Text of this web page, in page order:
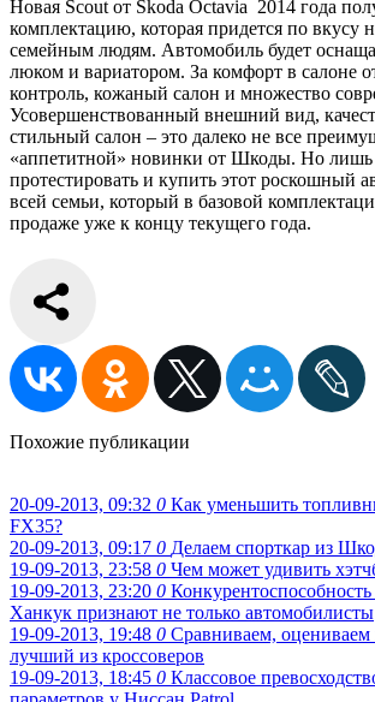
Новая Scout от Skoda Octavia 2014 года
комплектацию, которая придется по вкусу
семейным людям. Автомобиль будет
люком и вариатором. За комфорт в салоне
контроль, кожаный салон и множество
Усовершенствованный внешний вид,
стильный салон – это далеко не все
«аппетитной» новинки от Шкоды. Но лишь
протестировать и купить этот роскошный
всей семьи, который в базовой
продаже уже к концу текущего года.
Похожие публикации
20-09-2013, 09:32 0 Как уменьшить
FX35?
20-09-2013, 09:17 0 Делаем спорткар из
19-09-2013, 23:58 0 Чем может удивить
19-09-2013, 23:20 0
Ханкук признают не только автомобилисты
19-09-2013, 19:48 0 Сравниваем,
лучший из кроссоверов
19-09-2013, 18:45 0 Классовое